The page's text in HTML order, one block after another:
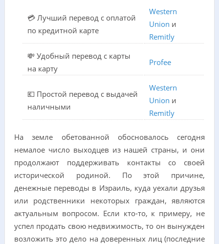
💳 Лучший перевод с оплатой
по кредитной карте
Western
Union и
Remitly
💸 Удобный перевод с карты
на карту
Profee
💶 Простой перевод с выдачей
наличными
Western
Union и
Remitly
На земле обетованной обосновалось сегодня
немалое число выходцев из нашей страны, и они
продолжают поддерживать контакты со своей
исторической родиной. По этой причине,
денежные переводы в Израиль, куда уехали друзья
или родственники некоторых граждан, являются
актуальным вопросом. Если кто-то, к примеру, не
успел продать свою недвижимость, то он вынужден
возложить это дело на доверенных лиц (последние